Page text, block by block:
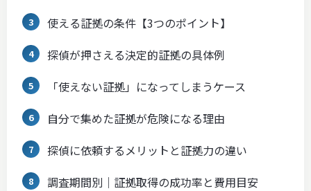
使える証拠の条件【3つのポイント】
探偵が押さえる決定的証拠の具体例
「使えない証拠」になってしまうケース
自分で集めた証拠が危険になる理由
探偵に依頼するメリットと証拠力の違い
調査期間別｜証拠取得の成功率と費用目安